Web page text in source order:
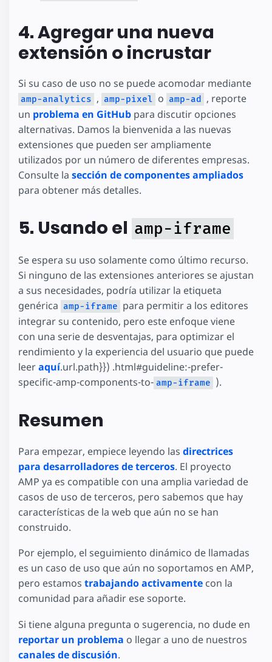
4. Agregar una nueva
extensión o incrustar
Si su caso de uso no se puede acomodar mediante
amp-analytics , amp-pixel o amp-ad
, reporte
un problema en GitHub para discutir opciones
alternativas. Damos la bienvenida a las nuevas
extensiones que pueden ser ampliamente
utilizados por un número de diferentes empresas.
Consulte la sección de componentes ampliados
para obtener más detalles.
5. Usando el amp-iframe
Se espera su uso solamente como último recurso.
Si ninguno de las extensiones anteriores se ajustan
a sus necesidades, podría utilizar la etiqueta
genérica amp-iframe para permitir a los editores
integrar su contenido, pero este enfoque viene
con una serie de desventajas, para optimizar el
rendimiento y la experiencia del usuario que puede
leeraquí.url.path}}) .html#guideline:-prefer-
specific-amp-components-to- amp-iframe ).
Resumen
Para empezar, empiece leyendo las directrices
para desarrolladores de terceros. El proyecto
AMP ya es compatible con una amplia variedad de
casos de uso de terceros, pero sabemos que hay
características de la web que aún no se han
construido.
Por ejemplo, el seguimiento dinámico de llamadas
es un caso de uso que aún no soportamos en AMP,
pero estamos trabajando activamente con la
comunidad para añadir ese soporte.
Si tiene alguna pregunta o sugerencia, no dude en
reportar un problema o llegar a uno de nuestros
canales de discusión.